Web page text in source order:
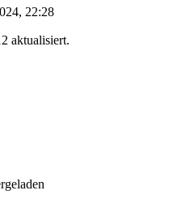
22:28
aktualisiert.